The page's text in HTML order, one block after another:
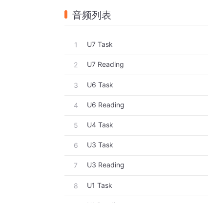
音频列表
1 U7 Task
2 U7 Reading
3 U6 Task
4 U6 Reading
5 U4 Task
6 U3 Task
7 U3 Reading
8 U1 Task